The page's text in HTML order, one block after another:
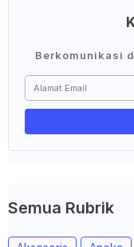
Berkomunikasi
Semua Rubrik